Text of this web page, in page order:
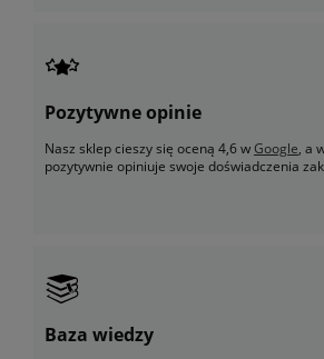
Pozytywne opinie
Nasz sklep cieszy się oceną 4,6 wGoogle, a
pozytywnie opiniuje swoje doświadczenia
Baza wiedzy